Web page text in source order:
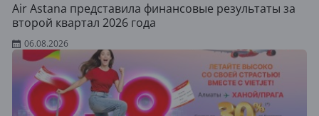
Air Astana представила финансовые результаты за
второй квартал 2026 года
06.08.2026